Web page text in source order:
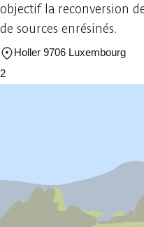
objectif la reconversion
de sources enrésinés.
Holler 9706 Luxembourg
2